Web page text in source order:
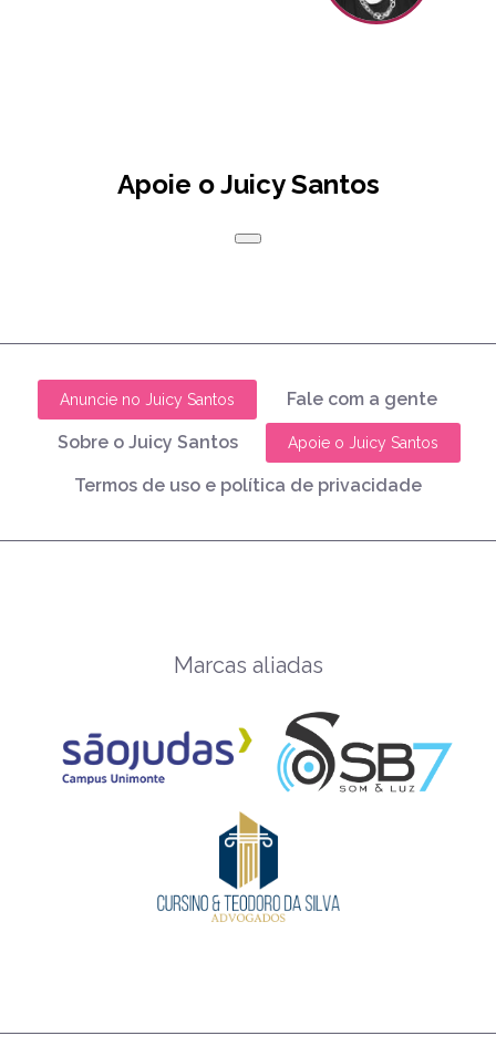
Apoie o Juicy Santos
Anuncie no Juicy Santos Fale com a gente
Sobre o Juicy Santos Apoie o Juicy Santos
Termos de uso e política de privacidade
Marcas aliadas